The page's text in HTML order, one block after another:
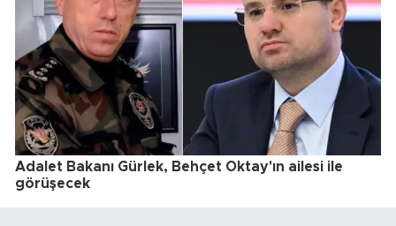
Adalet Bakanı Gürlek, Behçet Oktay'ın ailesi ile
görüşecek